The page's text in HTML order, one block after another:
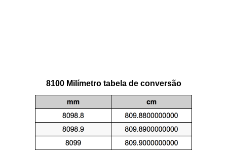
8100 Milímetro tabela de conversão